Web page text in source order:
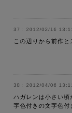
2012/02/16
この辺りから前作
2012/04/06
ハガレンは小さい
字色付きの文字色付